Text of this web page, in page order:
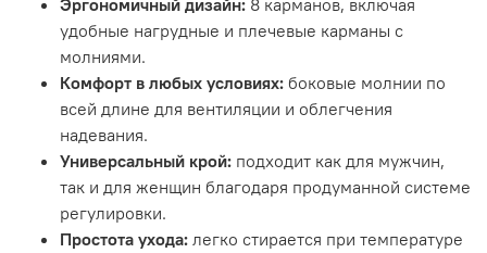
Эргономичный дизайн: 8 карманов, включая
удобные нагрудные и плечевые карманы с
молниями.
Комфорт в любых условиях: боковые молнии по
всей длине для вентиляции и облегчения
надевания.
Универсальный крой: подходит как для мужчин,
так и для женщин благодаря продуманной системе
регулировки.
Простота ухода: легко стирается при температуре